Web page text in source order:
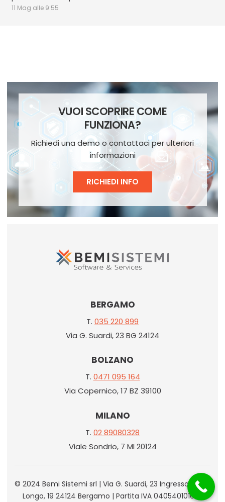
11 Mag alle 9:55
VUOI SCOPRIRE COME
FUNZIONA?
Richiedi una demo o contattaci per ulteriori
informazioni
RICHIEDI INFO
BERGAMO
T. 035 220 899
Via G. Suardi, 23 BG 24124
BOLZANO
T. 0471 095 164
Via Copernico, 17 BZ 39100
MILANO
T. 02 89080328
Viale Sondrio, 7 MI 20124
© 2024 Bemi Sistemi srl | Via G. Suardi, 23 Ingresso Via G.
Longo, 19 24124 Bergamo | Partita IVA 04054010162 |